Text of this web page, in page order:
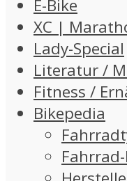
E-Bike
XC |
Lady-Special
Literatur /
Fitness /
Bikepedia